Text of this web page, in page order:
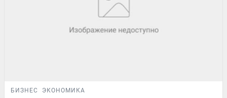
БИЗНЕС ЭКОНОМИКА